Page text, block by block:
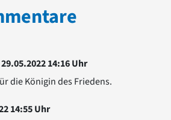
14:16 Uhr
die Königin des Friedens.
14:55 Uhr